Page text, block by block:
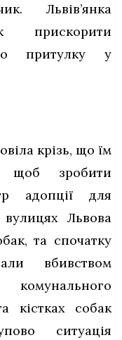
Львів’янка
прискорити
притулку у
крізь, що їм
щоб зробити
адопції для
Львова
та спочатку
вбивством
кістках собак
ситуація